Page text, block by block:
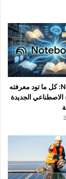
NotebookLM: كل ما تود معرفته
الاصطناعي الجديدة